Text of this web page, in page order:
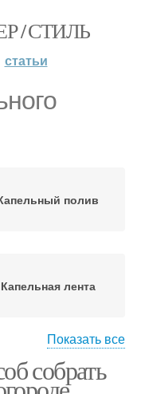
/ СТИЛЬ
статьи
полив
Капельная лента
Полив на даче
Показать все
собрать